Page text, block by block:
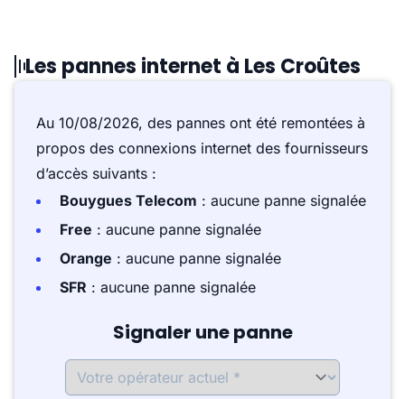
Les pannes internet à Les Croûtes
Au 10/08/2026, des pannes ont été remontées à
propos des connexions internet des fournisseurs
d’accès suivants :
Bouygues Telecom : aucune panne signalée
Free : aucune panne signalée
Orange : aucune panne signalée
SFR : aucune panne signalée
Signaler une panne